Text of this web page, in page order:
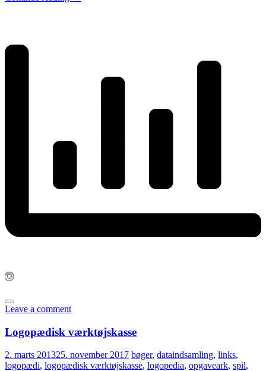
Leave a comment
Logopædisk værktøjskasse
2. marts 201325. november 2017 bøger, dataindsamling, links,
logopædi, logopædisk værktøjskasse, logopedia, opgaveark, spil,